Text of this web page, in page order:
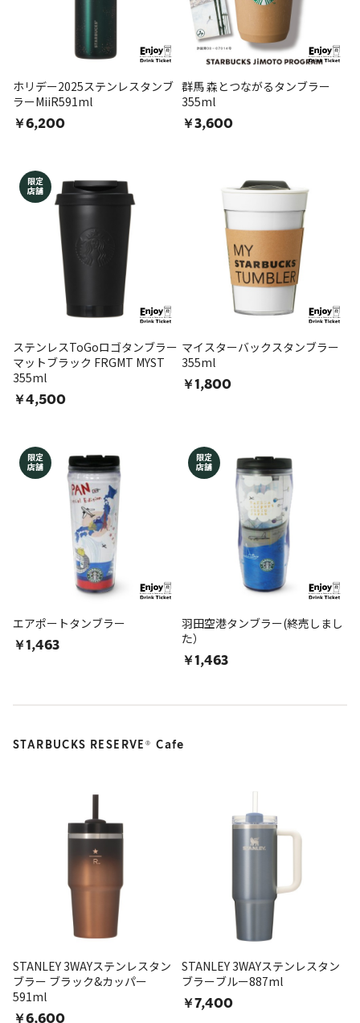
ホリデー2025ステンレスタンブ
ラーMiiR591ml
￥6,200
群馬 森とつながるタンブラー
355ml
￥3,600
限定
店舗
ステンレスToGoロゴタンブラー
マットブラック FRGMT MYST
355ml
￥4,500
マイスターバックスタンブラー
355ml
￥1,800
限定
店舗
エアポートタンブラー
￥1,463
限定
店舗
羽田空港タンブラー(終売しまし
た）
￥1,463
STARBUCKS RESERVE ® Cafe
STANLEY 3WAYステンレスタン
ブラー ブラック&カッパー
591ml
￥6,600
STANLEY 3WAYステンレスタン
ブラーブルー887ml
￥7,400